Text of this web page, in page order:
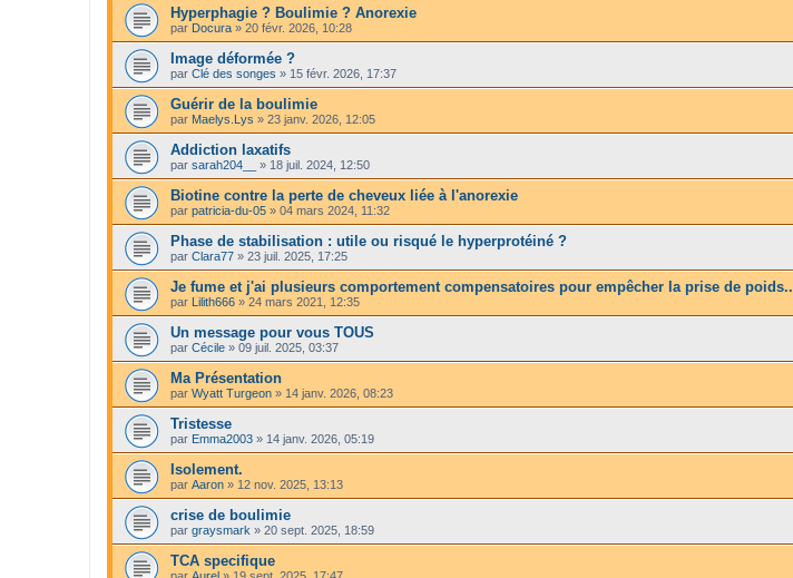
Hyperphagie ? Boulimie ? Anorexie
par Docura » 20 févr. 2026, 10:28
Image déformée ?
par Clé des songes » 15 févr. 2026, 17:37
Guérir de la boulimie
par Maelys.Lys » 23 janv. 2026, 12:05
Addiction laxatifs
par sarah204__ » 18 juil. 2024, 12:50
Biotine contre la perte de cheveux liée à l'anorexie
par patricia-du-05 » 04 mars 2024, 11:32
Phase de stabilisation : utile ou risqué le hyperprotéiné ?
par Clara77 » 23 juil. 2025, 17:25
Je fume et j'ai plusieurs comportement compensatoires pour empêcher la prise de poids..
par Lilith666 » 24 mars 2021, 12:35
Un message pour vous TOUS
par Cécile » 09 juil. 2025, 03:37
Ma Présentation
par Wyatt Turgeon » 14 janv. 2026, 08:23
Tristesse
par Emma2003 » 14 janv. 2026, 05:19
Isolement.
par Aaron » 12 nov. 2025, 13:13
crise de boulimie
par graysmark » 20 sept. 2025, 18:59
TCA specifique